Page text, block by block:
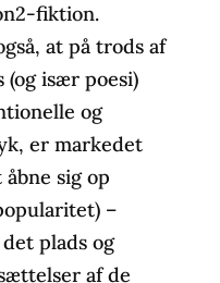
fiktion.
at på trods af
især poesi)
og
er markedet
sig op
–
plads og
af de